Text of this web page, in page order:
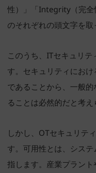
性）」「Integrity（完全
のそれぞれの頭文字を取
このうち、ITセキュリ
す。セキュリティにお
であることから、一般
ることは必然的だと考え
しかし、OTセキュリテ
す。可用性とは、シス
指します。産業プラン